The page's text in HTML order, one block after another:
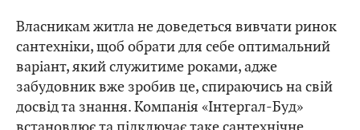
Власникам житла не доведеться вивчати ринок
сантехніки, щоб обрати для себе оптимальний
варіант, який служитиме роками, адже
забудовник вже зробив це, спираючись на свій
досвід та знання. Компанія «Інтергал-Буд»
встановлює та підключає таке сантехнічне